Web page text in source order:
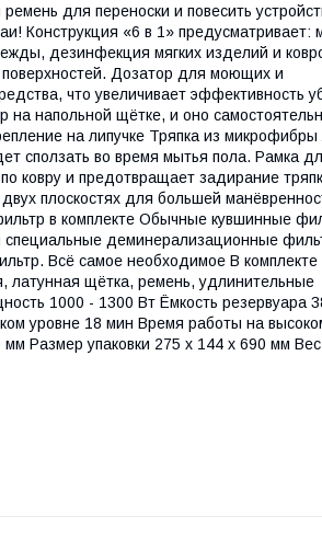
для переноски и повесить
Конструкция «6 в 1» предусматривает:
дезинфекция мягких изделий и
Дозатор для моющих и
что увеличивает эффективность
на напольной щётке, и оно
на липучке Тряпка из микрофибры
сползать во время мытья пола. Рамка
ковру и предотвращает задирание
плоскостях для большей
в комплекте Обычные кувшинные
деминерализационные
Всё самое необходимое В комплекте
латунная щётка, ремень, удлинительные
1000 - 1300 Вт Ёмкость резервуара
уровне 18 мин Время работы на
Размер упаковки 275 х 144 х 690 мм Вес